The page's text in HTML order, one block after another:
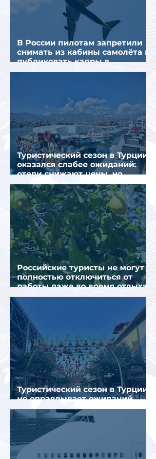
В России пилотам запретили
снимать из кабины самолёта и
публиковать кадры в
интернете
Туристический сезон в Турции
оказался слабее ожиданий:
отели снижают цены, но
загрузка остается низкой
Российские туристы не могут
полностью отключиться от
работы даже во время отдыха
в Турции
Туристический сезон в Турции
не оправдывает ожиданий
отрасли